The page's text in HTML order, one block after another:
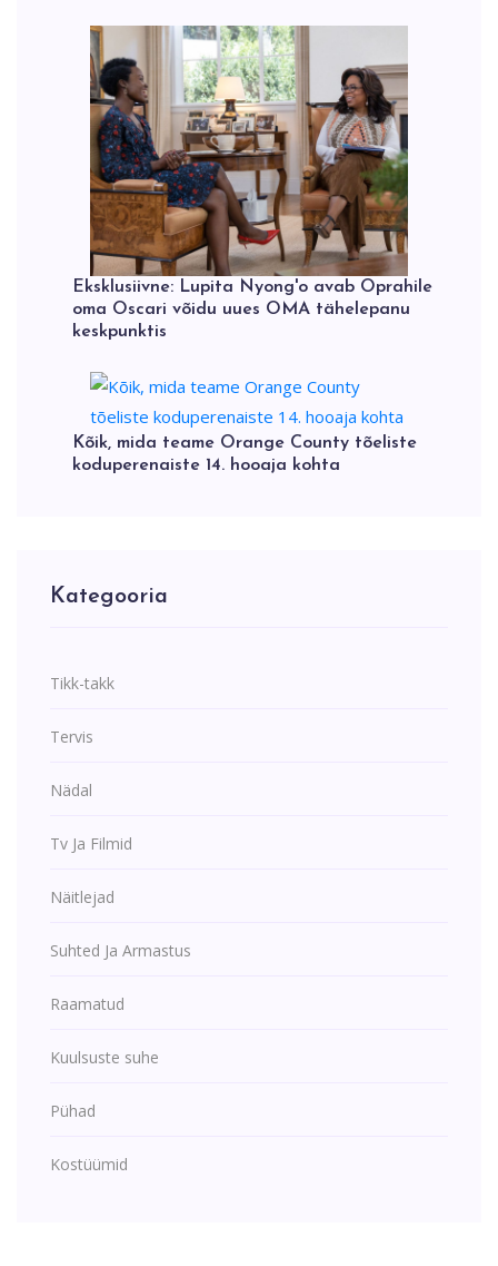
Eksklusiivne: Lupita Nyong'o avab Oprahile
oma Oscari võidu uues OMA tähelepanu
keskpunktis
Kõik, mida teame Orange County tõeliste
koduperenaiste 14. hooaja kohta
Kategooria
Tikk-takk
Tervis
Nädal
Tv Ja Filmid
Näitlejad
Suhted Ja Armastus
Raamatud
Kuulsuste suhe
Pühad
Kostüümid